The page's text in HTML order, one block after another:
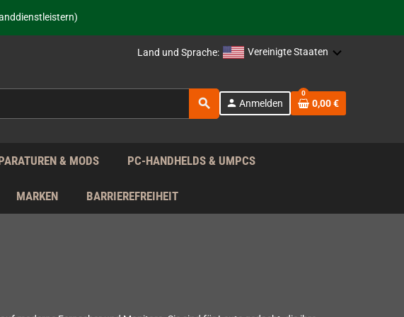
Hardware!
der EU!
Land und Sprache: Vereinigte Staaten
search person Anmelden
0
0,00 €
& MODS PC-HANDHELDS & UMPCS
MARKEN BARRIEREFREIHEIT